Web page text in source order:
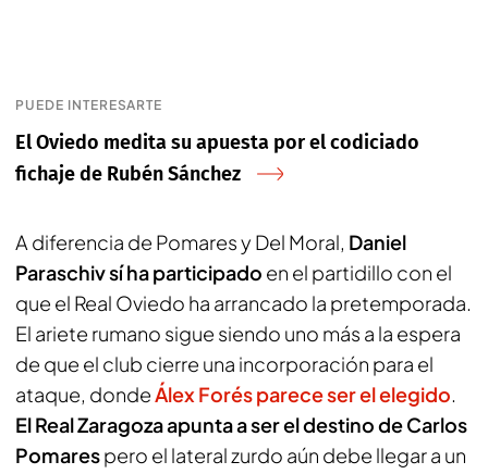
PUEDE INTERESARTE
El Oviedo medita su apuesta por el codiciado
fichaje de Rubén Sánchez
A diferencia de Pomares y Del Moral, Daniel
Paraschiv sí ha participado en el partidillo con el
que el Real Oviedo ha arrancado la pretemporada.
El ariete rumano sigue siendo uno más a la espera
de que el club cierre una incorporación para el
ataque, dondeÁlex Forés parece ser el elegido.
El Real Zaragoza apunta a ser el destino de Carlos
Pomarespero el lateral zurdo aún debe llegar a un